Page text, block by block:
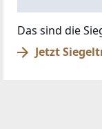
Das sind die
Jetzt